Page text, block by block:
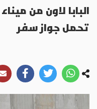
البابا لاون من
تحمل جواز سفر